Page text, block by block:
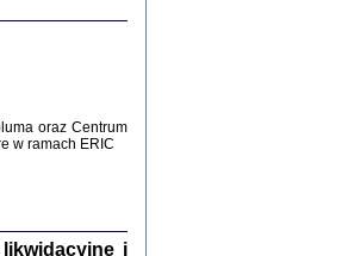
...
oraz Centrum
w ramach ERIC
likwidacyjne i